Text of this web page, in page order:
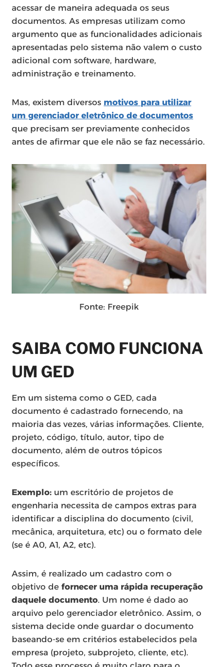
acessar de maneira adequada os seus
documentos. As empresas utilizam como
argumento que as funcionalidades adicionais
apresentadas pelo sistema não valem o custo
adicional com software, hardware,
administração e treinamento.
Mas, existem diversos motivos para utilizar
um gerenciador eletrônico de documentos
que precisam ser previamente conhecidos
antes de afirmar que ele não se faz necessário.
Fonte: Freepik
SAIBA COMO FUNCIONA
UM GED
Em um sistema como o GED, cada
documento é cadastrado fornecendo, na
maioria das vezes, várias informações. Cliente,
projeto, código, título, autor, tipo de
documento, além de outros tópicos
específicos.
Exemplo: um escritório de projetos de
engenharia necessita de campos extras para
identificar a disciplina do documento (civil,
mecânica, arquitetura, etc) ou o formato dele
(se é A0, A1, A2, etc).
Assim, é realizado um cadastro com o
objetivo de fornecer uma rápida recuperação
daquele documento. Um nome é dado ao
arquivo pelo gerenciador eletrônico. Assim, o
sistema decide onde guardar o documento
baseando-se em critérios estabelecidos pela
empresa (projeto, subprojeto, cliente, etc).